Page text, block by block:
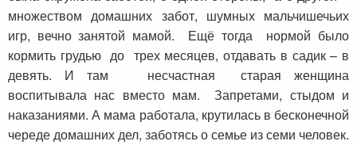
множеством домашних забот, шумных мальчишечьих
игр, вечно занятой мамой. Ещё тогда нормой было
кормить грудью до трех месяцев, отдавать в садик – в
девять. И там несчастная старая женщина
воспитывала нас вместо мам. Запретами, стыдом и
наказаниями. А мама работала, крутилась в бесконечной
череде домашних дел, заботясь о семье из семи человек.